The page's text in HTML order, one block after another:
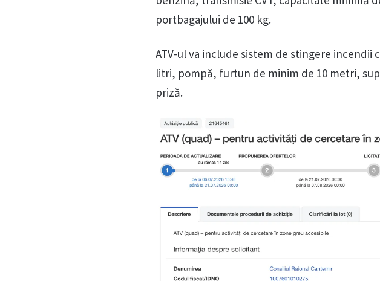
portbagajului de 100 kg.
ATV-ul va include sistem de stingere incendii
litri, pompă, furtun de minim de 10 metri,
priză.